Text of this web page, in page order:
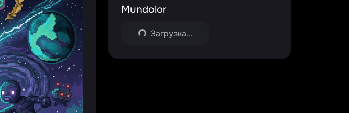
Mundolor
Загрузка...